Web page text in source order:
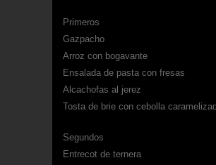
Primeros
Gazpacho
Arroz con bogavante
Ensalada de pasta con fresas
Alcachofas al jerez
Tosta de brie con cebolla
Segundos
Entrecot de ternera